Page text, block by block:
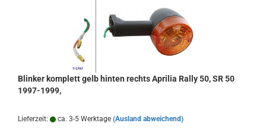
Blinker komplett gelb hinten rechts Aprilia Rally 50, SR 50
1997-1999,
Lieferzeit: ca. 3-5 Werktage (Ausland abweichend)